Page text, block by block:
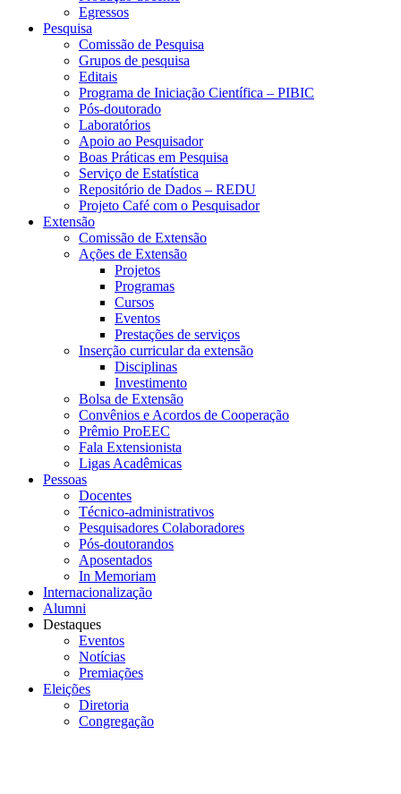
Egressos
Pesquisa
Comissão de Pesquisa
Grupos de pesquisa
Editais
Programa de Iniciação Científica – PIBIC
Pós-doutorado
Laboratórios
Apoio ao Pesquisador
Boas Práticas em Pesquisa
Serviço de Estatística
Repositório de Dados – REDU
Projeto Café com o Pesquisador
Extensão
Comissão de Extensão
Ações de Extensão
Projetos
Programas
Cursos
Eventos
Prestações de serviços
Inserção curricular da extensão
Disciplinas
Investimento
Bolsa de Extensão
Convênios e Acordos de Cooperação
Prêmio ProEEC
Fala Extensionista
Ligas Acadêmicas
Pessoas
Docentes
Técnico-administrativos
Pesquisadores Colaboradores
Pós-doutorandos
Aposentados
In Memoriam
Internacionalização
Alumni
Destaques
Eventos
Notícias
Premiações
Eleições
Diretoria
Congregação